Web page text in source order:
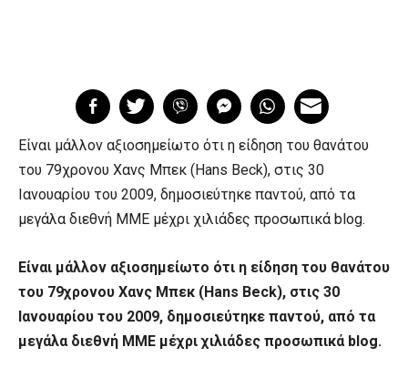
Είναι μάλλον αξιοσημείωτο ότι η είδηση του θανάτου
του 79χρονου Χανς Μπεκ (Hans Beck), στις 30
Ιανουαρίου του 2009, δημοσιεύτηκε παντού, από τα
μεγάλα διεθνή ΜΜΕ μέχρι χιλιάδες προσωπικά blog.
Είναι μάλλον αξιοσημείωτο ότι η είδηση του θανάτου
του 79χρονου Χανς Μπεκ (Hans Beck), στις 30
Ιανουαρίου του 2009, δημοσιεύτηκε παντού, από τα
μεγάλα διεθνή ΜΜΕ μέχρι χιλιάδες προσωπικά blog.